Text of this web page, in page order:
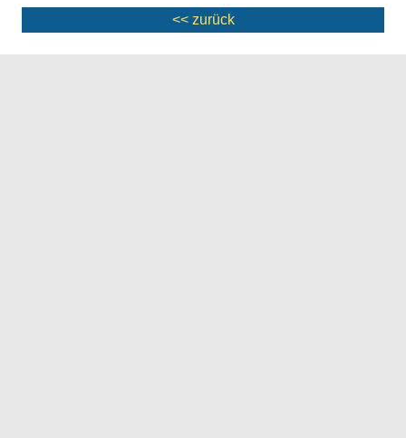
<< zurück